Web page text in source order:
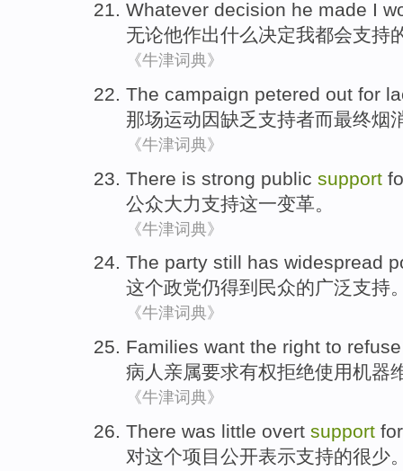
Whatever decision he made I
无论他作出什么决定我都会支持
《牛津词典》
The campaign petered out for
那场运动因缺乏 支持者而最终烟
《牛津词典》
There is strong public support
公众大力支持这一变革 。
《牛津词典》
The party still has widespread
这个政党仍得到 民众的广泛支持
《牛津词典》
Families want the right to refuse
病人亲属要求有权拒绝使用机器
《牛津词典》
There was little overt support
对这个项目公开表示支持的很少